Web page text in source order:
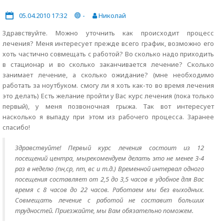
05.04.2010 17:32 -
Николай
Здравствуйте. Можно уточнить как происходит процесс
лечения? Меня интересует прежде всего график, возможно его
хоть частично совмещать с работой? Во сколько надо приходить
в стационар и во сколько заканчивается лечение? Сколько
занимает лечение, а сколько ожидание? (мне необходимо
работать за ноутбуком. смогу ли я хоть как-то во время лечения
это делать) Есть желание пройти у Вас курс лечения (пока только
первый), у меня позвоночная грыжа. Так вот интересует
насколько я выпаду при этом из рабочего процесса. Заранее
спасибо!
Здравствуйте! Первый курс лечения состоит из 12
посещений центра, мырекомендуем делать это не менее 3-4
раз в неделю (пн,ср, пт, вс и т.д.) Временной интервал одного
посещения составляет от 2,5 до 3,5 часов в удобное для Вас
время с 8 часов до 22 часов. Работаем мы без выходных.
Совмещать лечение с работой не составит больших
трудностей. Приезжайте, мы Вам обязательно поможем.